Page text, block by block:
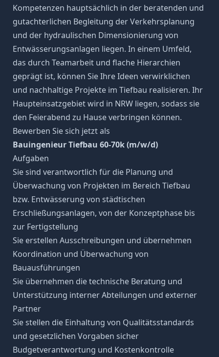
Kompetenzen hauptsächlich in der beratenden und
gutachterlichen Begleitung der Verkehrsplanung
und der hydraulischen Dimensionierung von
Entwässerungsanlagen liegen. In einem Umfeld,
das durch Teamarbeit und flache Hierarchien
geprägt ist, können Sie Ihre Ideen verwirklichen
und nachhaltige Projekte im Tiefbau realisieren. Ihr
Haupteinsatzgebiet wird in NRW liegen, sodass sie
den Feierabend zu Hause verbringen können.
Bewerben Sie sich jetzt als
Bauingenieur Tiefbau 60-70k (m/w/d)
Aufgaben
Sie sind verantwortlich für die Planung und
Überwachung von Projekten im Bereich Tiefbau
bzw. Entwässerung von städtischen
Erschließungsanlagen, von der Konzeptphase bis
zur Fertigstellung
Sie erstellen Ausschreibungen und übernehmen
Koordination und Überwachung von
Bauausführungen
Sie übernehmen die technische Beratung und
Unterstützung interner Abteilungen und externer
Partner
Sie stellen die Einhaltung von Qualitätsstandards
und gesetzlichen Vorgaben sicher
Budgetverantwortung und Kostenkontrolle